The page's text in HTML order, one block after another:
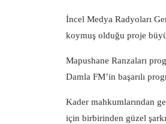
İncel Medya Radyoları
koymuş olduğu proje
Mapushane Ranzaları
Damla FM’in başarılı
Kader mahkumlarından
için birbirinden güzel